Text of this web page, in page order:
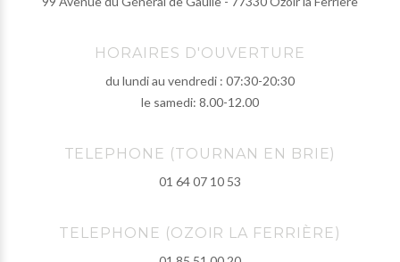
HORAIRES D'OUVERTURE
du lundi au vendredi : 07:30-20:30
le samedi: 8.00-12.00
TELEPHONE (TOURNAN EN BRIE)
01 64 07 10 53
TELEPHONE (OZOIR LA FERRIÈRE)